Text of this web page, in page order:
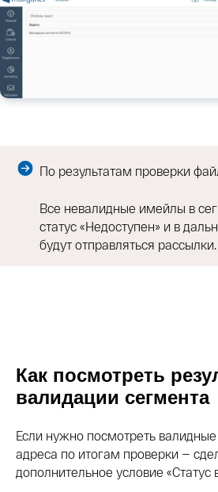
По результатам проверки
Все невалидные имейлы в
статус «Недоступен» и в
будут отправляться рассылки.
Как посмотреть
валидации сегмента
Если нужно посмотреть
адреса по итогам проверки —
дополнительное условие «Статус